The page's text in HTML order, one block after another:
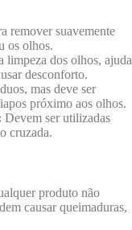
remover suavemente
os olhos.
limpeza dos olhos, ajuda
desconforto.
mas deve ser
próximo aos olhos.
Devem ser utilizadas
cruzada.
produto não
causar queimaduras,